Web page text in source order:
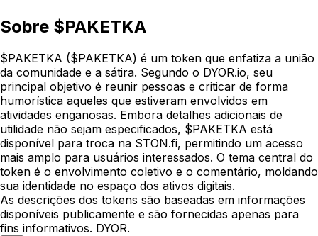
Sobre $PAKETKA
$PAKETKA ($PAKETKA) é um token que enfatiza a união
da comunidade e a sátira. Segundo o DYOR.io, seu
principal objetivo é reunir pessoas e criticar de forma
humorística aqueles que estiveram envolvidos em
atividades enganosas. Embora detalhes adicionais de
utilidade não sejam especificados, $PAKETKA está
disponível para troca na STON.fi, permitindo um acesso
mais amplo para usuários interessados. O tema central do
token é o envolvimento coletivo e o comentário, moldando
sua identidade no espaço dos ativos digitais.
As descrições dos tokens são baseadas em informações
disponíveis publicamente e são fornecidas apenas para
fins informativos. DYOR.